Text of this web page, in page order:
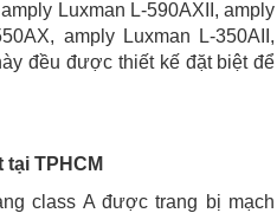
Luxman L-590AXII, amply
amply Luxman L-350AII,
đều được thiết kế đặt biệt để
TPHCM
class A được trang bị mạch